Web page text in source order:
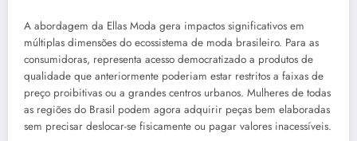
A abordagem da Ellas Moda gera impactos significativos em
múltiplas dimensões do ecossistema de moda brasileiro. Para as
consumidoras, representa acesso democratizado a produtos de
qualidade que anteriormente poderiam estar restritos a faixas de
preço proibitivas ou a grandes centros urbanos. Mulheres de todas
as regiões do Brasil podem agora adquirir peças bem elaboradas
sem precisar deslocar-se fisicamente ou pagar valores inacessíveis.